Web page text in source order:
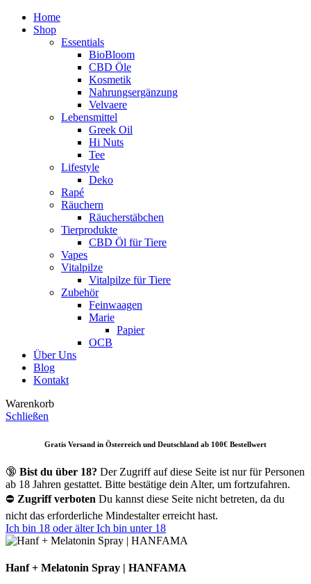
Home
Shop
Essentials
BioBloom
CBD Öle
Kosmetik
Nahrungsergänzung
Velvaere
Lebensmittel
Greek Oil
Hi Nuts
Tee
Lifestyle
Deko
Rapé
Räuchern
Räucherstäbchen
Tierprodukte
CBD Öl für Tiere
Vapes
Vitalpilze
Vitalpilze für Tiere
Zubehör
Feinwaagen
Marie
Papier
OCB
Über Uns
Blog
Kontakt
Warenkorb
Schließen
Gratis Versand in Österreich und Deutschland ab 100€ Bestellwert
🔞 Bist du über 18? Der Zugriff auf diese Seite ist nur für Personen
ab 18 Jahren gestattet. Bitte bestätige dein Alter, um fortzufahren.
⛔ Zugriff verboten Du kannst diese Seite nicht betreten, da du
nicht das erforderliche Mindestalter erreicht hast.
Ich bin 18 oder älterIch bin unter 18
Hanf + Melatonin Spray | HANFAMA